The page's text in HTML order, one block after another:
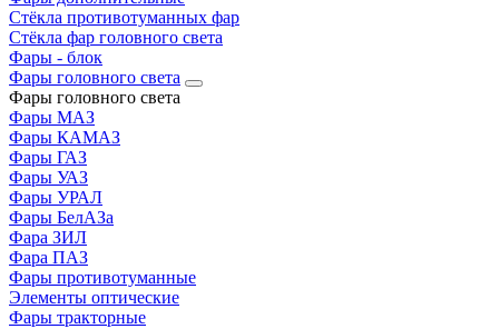
Стёкла противотуманных фар
Стёкла фар головного света
Фары - блок
Фары головного света
Фары головного света
Фары МАЗ
Фары КАМАЗ
Фары ГАЗ
Фары УАЗ
Фары УРАЛ
Фары БелАЗа
Фара ЗИЛ
Фара ПАЗ
Фары противотуманные
Элементы оптические
Фары тракторные